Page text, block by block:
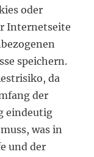
oder
Internetseite
speichern.
da
der
eindeutig
was in
und der